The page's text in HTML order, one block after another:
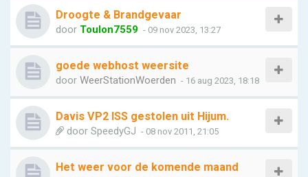
Droogte & Brandgevaar
door Toulon7559 - 09 nov 2023, 13:27
goede webhost weersite
door WeerStationWoerden - 16 aug 2023, 18:18
Davis VP2 ISS gestolen uit Hijum.
door SpeedyGJ - 08 nov 2011, 21:05
Het weer voor de komende maand